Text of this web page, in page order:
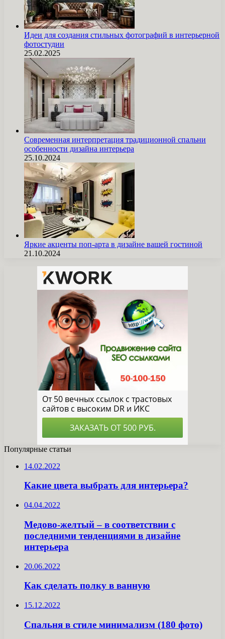
Идеи для создания стильных фотографий в интерьерной
фотостудии
25.02.2025
Современная интерпретация традиционной спальни
особенности дизайна интерьера
25.10.2024
Яркие акценты поп-арта в дизайне вашей гостиной
21.10.2024
Популярные статьи
14.02.2022
Какие цвета выбрать для интерьера?
04.04.2022
Медово-желтый – в соответствии с
последними тенденциями в дизайне
интерьера
20.06.2022
Как сделать полку в ванную
15.12.2022
Спальня в стиле минимализм (180 фото)